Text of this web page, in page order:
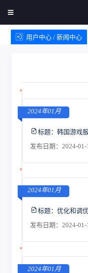
用户中心 / 新闻中心
2024年01月
标题： 韩国游戏
发布日期：2024-01-
2024年01月
标题： 优化和调
发布日期：2024-01-
2024年01月